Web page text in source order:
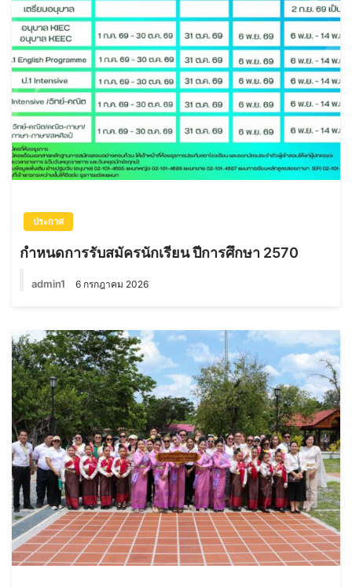
ประกาศ
กำหนดการรับสมัครนักเรียน ปีการศึกษา 2570
admin1 6 กรกฎาคม 2026